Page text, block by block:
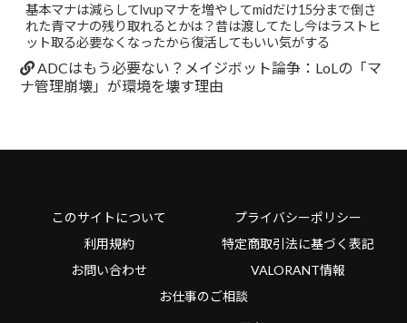
基本マナは減らしてlvupマナを増やしてmidだけ15分まで倒さ
れた青マナの残り取れるとかは？昔は渡してたし今はラストヒ
ット取る必要なくなったから復活してもいい気がする
ADCはもう必要ない？メイジボット論争：LoLの「マ
ナ管理崩壊」が環境を壊す理由
このサイトについて
プライバシーポリシー
利用規約
特定商取引法に基づく表記
お問い合わせ
VALORANT情報
お仕事のご相談